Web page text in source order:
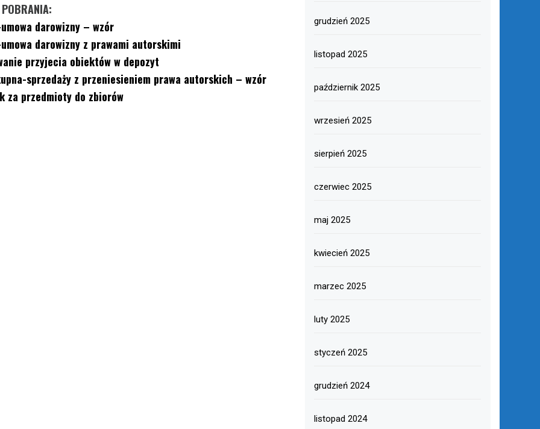
darowizny – wzór
darowizny z prawami autorskimi
przyjecia obiektów w depozyt
sprzedaży z przeniesieniem prawa autorskich – wzór
za przedmioty do zbiorów
grudzień 2025
listopad 2025
październik 2025
wrzesień 2025
sierpień 2025
czerwiec 2025
maj 2025
kwiecień 2025
marzec 2025
luty 2025
styczeń 2025
grudzień 2024
listopad 2024